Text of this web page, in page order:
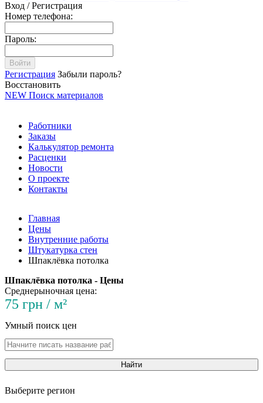
Вход / Регистрация
Номер телефона:
Пароль:
Войти
Регистрация Забыли пароль?
Восстановить
NEW Поиск материалов
Работники
Заказы
Калькулятор ремонта
Расценки
Новости
О проекте
Контакты
Главная
Цены
Внутренние работы
Штукатурка стен
Шпаклёвка потолка
Шпаклёвка потолка - Цены
Среднерыночная цена:
75 грн / м²
Умный поиск цен
Найти
Выберите регион